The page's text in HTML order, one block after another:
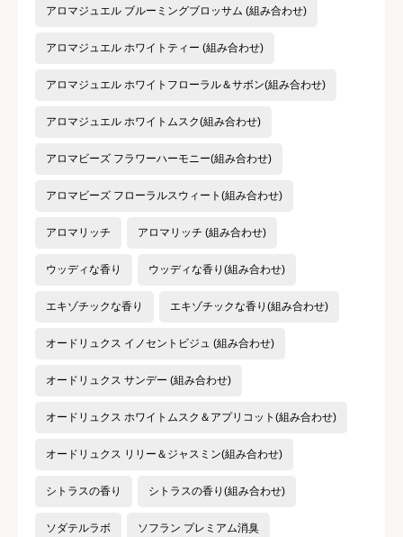
アロマジュエル ブルーミングブロッサム (組み合わせ)
アロマジュエル ホワイトティー (組み合わせ)
アロマジュエル ホワイトフローラル＆サボン(組み合わせ)
アロマジュエル ホワイトムスク(組み合わせ)
アロマビーズ フラワーハーモニー(組み合わせ)
アロマビーズ フローラルスウィート(組み合わせ)
アロマリッチ アロマリッチ (組み合わせ)
ウッディな香り ウッディな香り(組み合わせ)
エキゾチックな香り エキゾチックな香り(組み合わせ)
オードリュクス イノセントビジュ (組み合わせ)
オードリュクス サンデー (組み合わせ)
オードリュクス ホワイトムスク＆アプリコット(組み合わせ)
オードリュクス リリー＆ジャスミン(組み合わせ)
シトラスの香り シトラスの香り(組み合わせ)
ソダテルラボ ソフラン プレミアム消臭